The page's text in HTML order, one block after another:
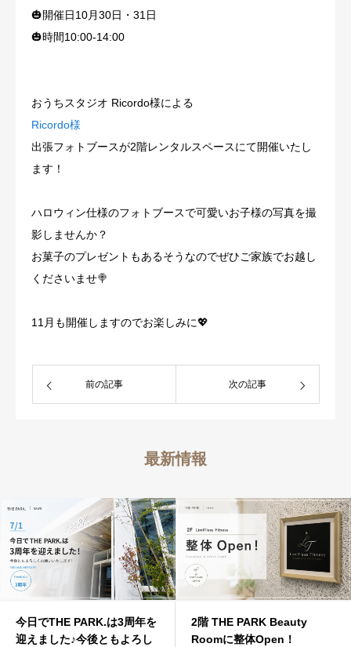
🎃開催日10月30日・31日
🎃時間10:00-14:00
おうちスタジオ Ricordo様による
Ricordo様
出張フォトブースが2階レンタルスペースにて開催いたし
ます！
ハロウィン仕様のフォトブースで可愛いお子様の写真を撮
影しませんか？
お菓子のプレゼントもあるそうなのでぜひご家族でお越し
くださいませ🍭
11月も開催しますのでお楽しみに💖
前の記事 次の記事
最新情報
今日でTHE PARK.は3周年を
迎えました♪今後ともよろし
2階 THE PARK Beauty
Roomに整体Open！